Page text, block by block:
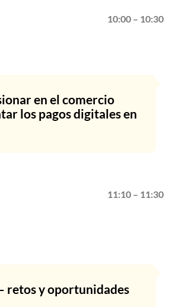
10:00 – 10:30
en el comercio
los pagos digitales en
11:10 – 11:30
retos y oportunidades